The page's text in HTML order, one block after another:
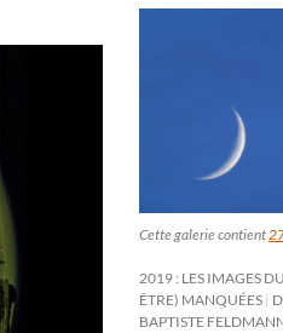
Cette galerie contient
2019 : LES IMAGES
ÊTRE) MANQUÉES
BAPTISTE